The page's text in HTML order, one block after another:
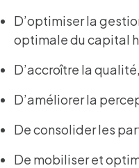
D’optimiser la
optimale du capital
D’accroître la
D’améliorer la
De consolider les
De mobiliser et